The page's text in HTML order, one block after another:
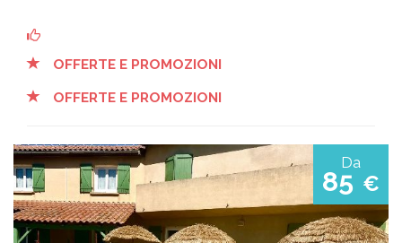
OFFERTE E PROMOZIONI
OFFERTE E PROMOZIONI
Da
85 €